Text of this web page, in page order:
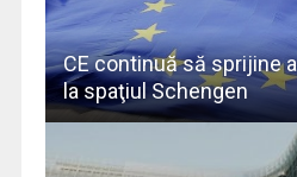
CE continuă să sprijine
la spaţiul Schengen